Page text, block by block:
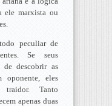
ele marxista ou
peculiar de
Se seus
de descobrir as
eles
traidor. Tanto
apenas duas